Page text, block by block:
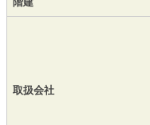
取扱会社